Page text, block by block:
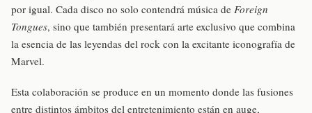
por igual. Cada disco no solo contendrá música de Foreign
Tongues, sino que también presentará arte exclusivo que combina
la esencia de las leyendas del rock con la excitante iconografía de
Marvel.
Esta colaboración se produce en un momento donde las fusiones
entre distintos ámbitos del entretenimiento están en auge,